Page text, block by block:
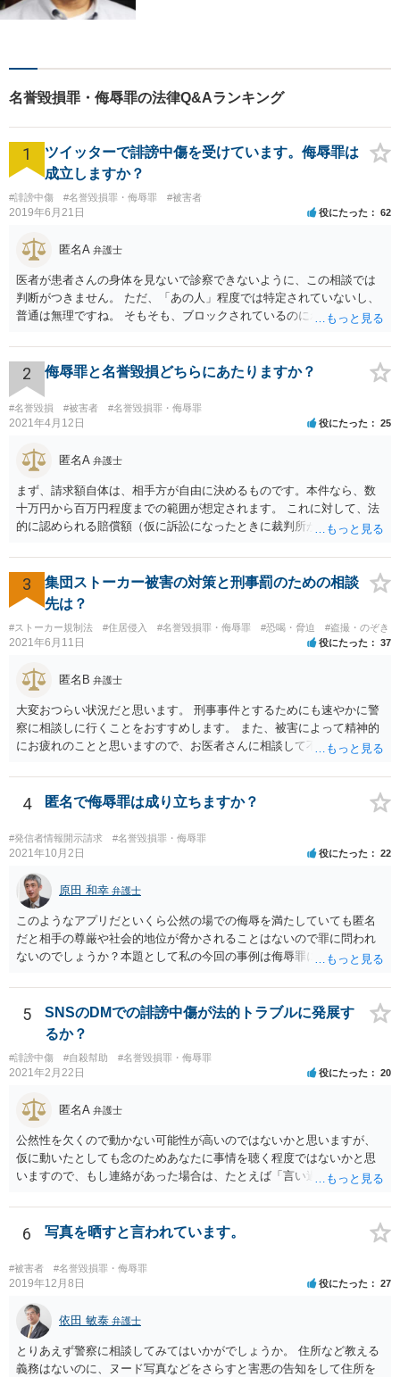
名誉毀損罪・侮辱罪の法律Q&Aランキング
1
ツイッターで誹謗中傷を受けています。侮辱罪は
成立しますか？
#誹謗中傷 #名誉毀損罪・侮辱罪 #被害者
2019年6月21日 役にたった 62
匿名A 弁護士
医者が患者さんの身体を見ないで診察できないように、この相談では
判断がつきません。 ただ、「あの人」程度では特定されていないし、
普通は無理ですね。 そもそも、ブロックされているのにわざわざ見に
い、困った困った」と騒いでいるイメージです。行かなければいいだ
ろう、と
2 侮辱罪と名誉毀損どちらにあたりますか？
#名誉毀損 #被害者 #名誉毀損罪・侮辱罪
2021年4月12日 役にたった 25
匿名A 弁護士
まず、請求額自体は、相手方が自由に決めるものです。本件なら、数
十万円から百万円程度までの範囲が想定されます。 これに対して、法
的に認められる賠償額（仮に訴訟になったときに裁判所が認める金
は、ご相談者様が、そのなりすましアカウントを使い、Ｔｉｎｄｅｒ
上で具体的にどのような内容・程度のやり取りをしたのかといった個
別的な事情に左右されます。 また、その他のお尋ねの点ですが、 ・将
来返還義務のある奨学金であっても、いったんご相談者様の口座に入
ったお金はご相談者様の財産としてカウントされます。 ・ご両親の財
産はご相談者様の財産とは扱われません。もっとも、相手方がご相談
者様に対し、賠償金の用意のためご両親に協力を依頼するよう求めて
くることはあり得ます。 ・弁護士から連絡がある場合、通常は、連絡
先・請求額・支払先などが記載された書面が郵送されてくる場合が多
いと思料いたします。
3
集団ストーカー被害の対策と刑事罰のための相談
先は？
#ストーカー規制法 #住居侵入 #名誉毀損罪・侮辱罪 #恐喝・脅迫 #盗撮・のぞき
2021年6月11日 役にたった 37
匿名B 弁護士
大変おつらい状況だと思います。 刑事事件とするためにも速やかに警
察に相談しに行くことをおすすめします。 また、被害によって精神的
にお疲れのことと思いますので、お医者さんに相談して不安な気持ち
4 匿名で侮辱罪は成り立ちますか？
#発信者情報開示請求 #名誉毀損罪・侮辱罪
2021年10月2日 役にたった 22
原田 和幸 弁護士
このようなアプリだといくら公然の場での侮辱を満たしていても匿名
だと相手の尊厳や社会的地位が脅かされることはないので罪に問われ
ないのでしょうか？本題として私の今回の事例は侮辱罪には該当しな
評価を低下させたとは言えないでしょうから、侮辱罪にはならないと
思います。
5
SNSのDMでの誹謗中傷が法的トラブルに発展す
るか？
#誹謗中傷 #自殺幇助 #名誉毀損罪・侮辱罪
2021年2月22日 役にたった 20
匿名A 弁護士
公然性を欠くので動かない可能性が高いのではないかと思いますが、
仮に動いたとしても念のためあなたに事情を聴く程度ではないかと思
いますので、もし連絡があった場合は、たとえば「言い過ぎた部分が
ジでのやりとりなので、公然性がないことが明らかなので、名誉毀損
や侮辱には当たらないと考えているが、相手は何らかの理由で公然性
があると言っているのか」と反省の意を示しつつ、なぜ警察が連絡し
てきたのか尋ねることが考えられます。
6 写真を晒すと言われています。
#被害者 #名誉毀損罪・侮辱罪
2019年12月8日 役にたった 27
依田 敏泰 弁護士
とりあえず警察に相談してみてはいかがでしょうか。 住所など教える
義務はないのに、ヌード写真などをさらすと害悪の告知をして住所を